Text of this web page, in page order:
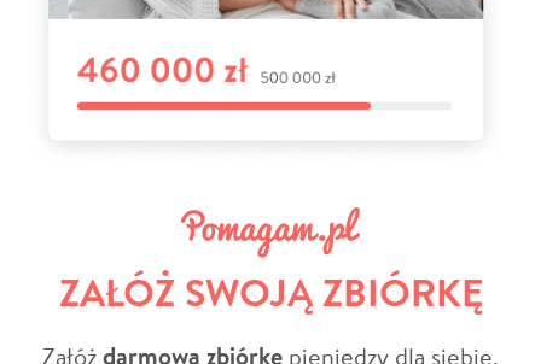
ZAŁÓŻ SWOJĄ ZBIÓRKĘ
Załóżdarmową zbiórkę pieniędzy dla siebie,